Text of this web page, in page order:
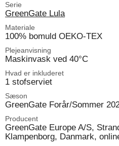
Serie
GreenGate Lula
Materiale
100% bomuld OEKO-TEX
Plejeanvisning
Maskinvask ved 40°C
Hvad er inkluderet
1 stofserviet
Sæson
GreenGate Forår/Sommer
Producent
GreenGate Europe A/S,
Klampenborg, Danmark,